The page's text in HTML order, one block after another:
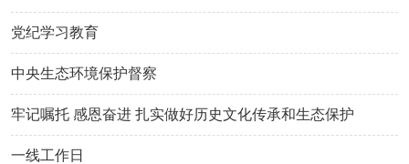
党纪学习教育
中央生态环境保护督察
牢记嘱托 感恩奋进 扎实做好历史文化传承和生态保护
一线工作日